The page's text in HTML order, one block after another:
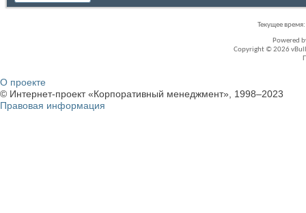
Текущее время:
Powered
Copyright © 2026
О проекте
© Интернет-проект «Корпоративный менеджмент», 1998–2023
Правовая информация